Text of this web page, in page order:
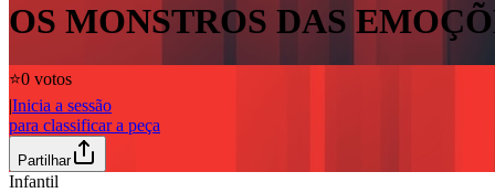
OS MONSTROS DAS
⭐️0 votos
|Inicia a sessão
para classificar a peça
Partilhar
Infantil